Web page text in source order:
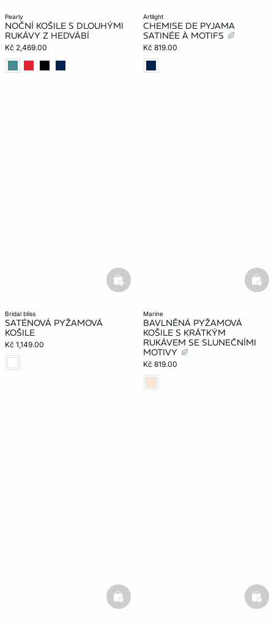
pearly
NOČNÍ KOŠILE S DLOUHÝMI
RUKÁVY Z HEDVÁBÍ
Kč 2,469.00
artlight
CHEMISE DE PYJAMA
SATINÉE À MOTIFS
Kč 819.00
bridal bliss
SATÉNOVÁ PYŽAMOVÁ
KOŠILE
Kč 1,149.00
basketfull
marine
BAVLNĚNÁ PYŽAMOVÁ
KOŠILE S KRÁTKÝM
RUKÁVEM SE SLUNEČNÍMI
MOTIVY
Kč 819.00
basketfull